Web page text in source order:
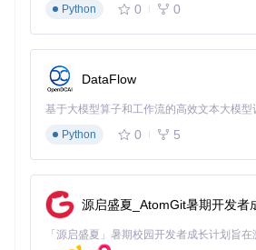
Python
0 0
DataFlow
基于大模型算子和工作流的高效文本大模型
Python
0 5
源启盛夏_AtomGit暑期开发者